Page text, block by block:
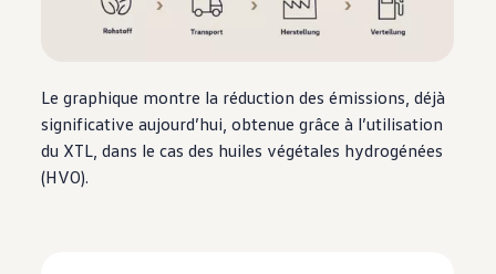
Le graphique montre la réduction des émissions, déjà
significative aujourd’hui, obtenue grâce à l’utilisation
du XTL, dans le cas des huiles végétales hydrogénées
(HVO).